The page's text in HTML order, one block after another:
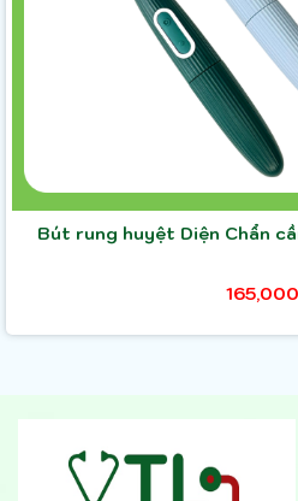
Bút rung huyệt Diện Chẩn